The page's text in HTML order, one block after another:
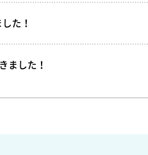
た！
ました！